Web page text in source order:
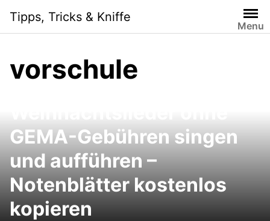
content
Tipps, Tricks & Kniffe
Menu
vorschule
GEMA-Gebühren singen
und aufführen –
Notenblätter kostenlos
kopieren